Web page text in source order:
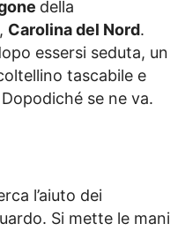
della
, Carolina del Nord.
essersi seduta, un
tascabile e
se ne va.
l’aiuto dei
Si mette le mani